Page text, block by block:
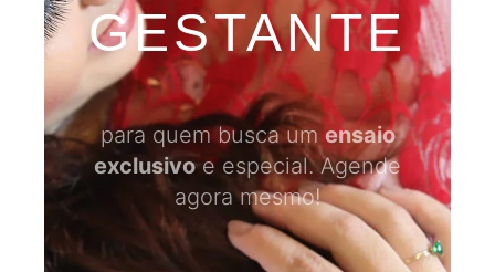
GESTANTE
para quem busca umensaio
exclusivoe especial. Agende
agora mesmo!